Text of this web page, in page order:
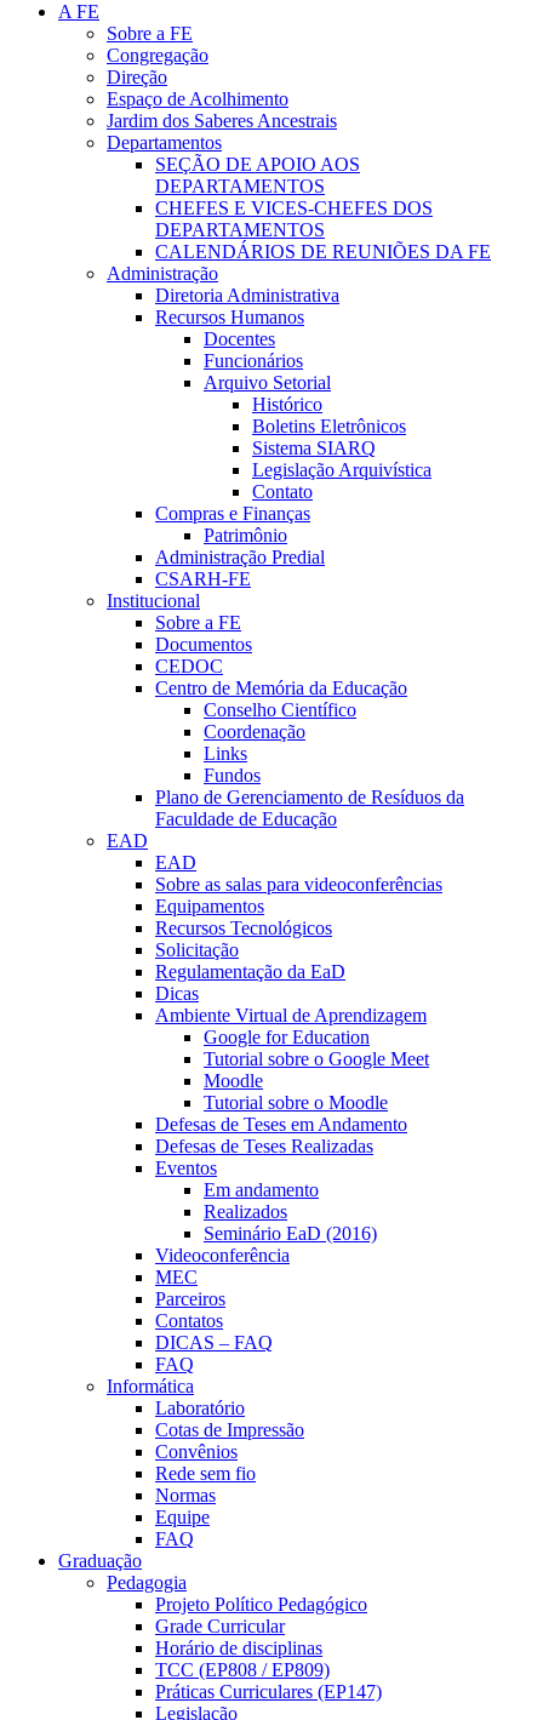
A FE
Sobre a FE
Congregação
Direção
Espaço de Acolhimento
Jardim dos Saberes Ancestrais
Departamentos
SEÇÃO DE APOIO AOS
DEPARTAMENTOS
CHEFES E VICES-CHEFES DOS
DEPARTAMENTOS
CALENDÁRIOS DE REUNIÕES DA FE
Administração
Diretoria Administrativa
Recursos Humanos
Docentes
Funcionários
Arquivo Setorial
Histórico
Boletins Eletrônicos
Sistema SIARQ
Legislação Arquivística
Contato
Compras e Finanças
Patrimônio
Administração Predial
CSARH-FE
Institucional
Sobre a FE
Documentos
CEDOC
Centro de Memória da Educação
Conselho Científico
Coordenação
Links
Fundos
Plano de Gerenciamento de Resíduos da
Faculdade de Educação
EAD
EAD
Sobre as salas para videoconferências
Equipamentos
Recursos Tecnológicos
Solicitação
Regulamentação da EaD
Dicas
Ambiente Virtual de Aprendizagem
Google for Education
Tutorial sobre o Google Meet
Moodle
Tutorial sobre o Moodle
Defesas de Teses em Andamento
Defesas de Teses Realizadas
Eventos
Em andamento
Realizados
Seminário EaD (2016)
Videoconferência
MEC
Parceiros
Contatos
DICAS – FAQ
FAQ
Informática
Laboratório
Cotas de Impressão
Convênios
Rede sem fio
Normas
Equipe
FAQ
Graduação
Pedagogia
Projeto Político Pedagógico
Grade Curricular
Horário de disciplinas
TCC (EP808 / EP809)
Práticas Curriculares (EP147)
Legislação